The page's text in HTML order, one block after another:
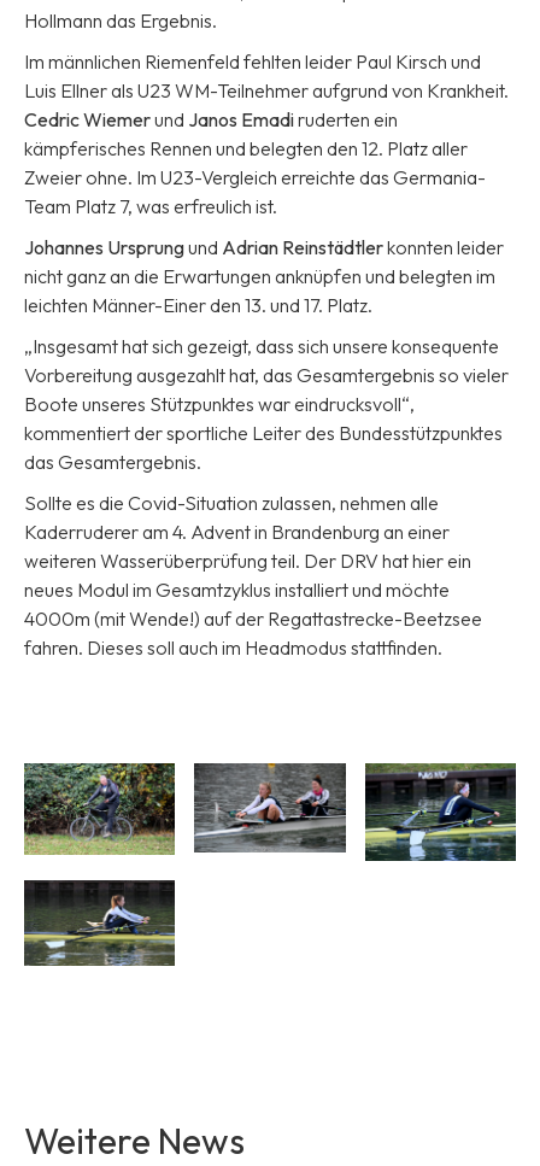
Hollmann das Ergebnis.
Im männlichen Riemenfeld fehlten leider Paul Kirsch und
Luis Ellner als U23 WM-Teilnehmer aufgrund von Krankheit.
Cedric Wiemerund Janos Emadiruderten ein
kämpferisches Rennen und belegten den 12. Platz aller
Zweier ohne. Im U23-Vergleich erreichte das Germania-
Team Platz 7, was erfreulich ist.
Johannes Ursprungund Adrian Reinstädtlerkonnten leider
nicht ganz an die Erwartungen anknüpfen und belegten im
leichten Männer-Einer den 13. und 17. Platz.
„Insgesamt hat sich gezeigt, dass sich unsere konsequente
Vorbereitung ausgezahlt hat, das Gesamtergebnis so vieler
Boote unseres Stützpunktes war eindrucksvoll“,
kommentiert der sportliche Leiter des Bundesstützpunktes
das Gesamtergebnis.
Sollte es die Covid-Situation zulassen, nehmen alle
Kaderruderer am 4. Advent in Brandenburg an einer
weiteren Wasserüberprüfung teil. Der DRV hat hier ein
neues Modul im Gesamtzyklus installiert und möchte
4000m (mit Wende!) auf der Regattastrecke-Beetzsee
fahren. Dieses soll auch im Headmodus stattfinden.
Weitere News